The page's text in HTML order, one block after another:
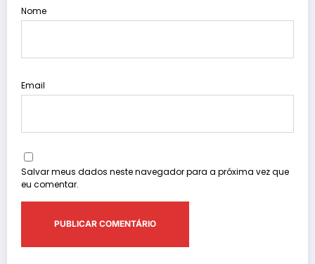
Nome
Email
Salvar meus dados neste navegador para a próxima vez que
eu comentar.